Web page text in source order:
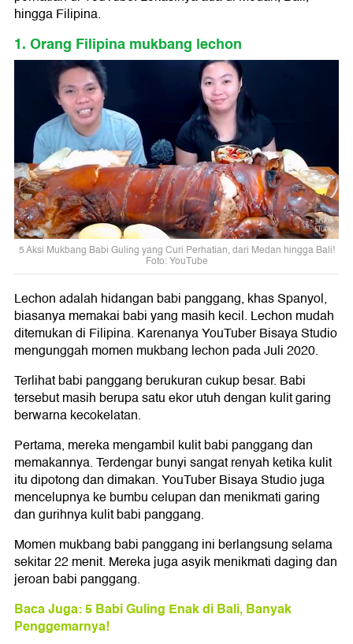
hingga Filipina.
1. Orang Filipina mukbang lechon
5 Aksi Mukbang Babi Guling yang Curi Perhatian, dari Medan hingga Bali!
Foto: YouTube
Lechon adalah hidangan babi panggang, khas Spanyol,
biasanya memakai babi yang masih kecil. Lechon mudah
ditemukan di Filipina. Karenanya YouTuber Bisaya Studio
mengunggah momen mukbang lechon pada Juli 2020.
Terlihat babi panggang berukuran cukup besar. Babi
tersebut masih berupa satu ekor utuh dengan kulit garing
berwarna kecokelatan.
Pertama, mereka mengambil kulit babi panggang dan
memakannya. Terdengar bunyi sangat renyah ketika kulit
itu dipotong dan dimakan. YouTuber Bisaya Studio juga
mencelupnya ke bumbu celupan dan menikmati garing
dan gurihnya kulit babi panggang.
Momen mukbang babi panggang ini berlangsung selama
sekitar 22 menit. Mereka juga asyik menikmati daging dan
jeroan babi panggang.
Baca Juga: 5 Babi Guling Enak di Bali, Banyak
Penggemarnya!